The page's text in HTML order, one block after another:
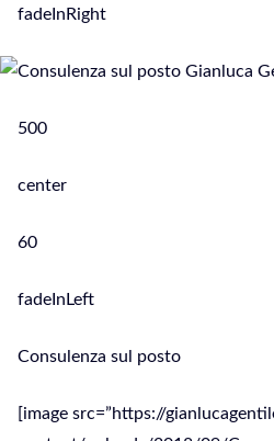
fadeInRight
500
center
60
fadeInLeft
Consulenza sul posto
[image src=”https://